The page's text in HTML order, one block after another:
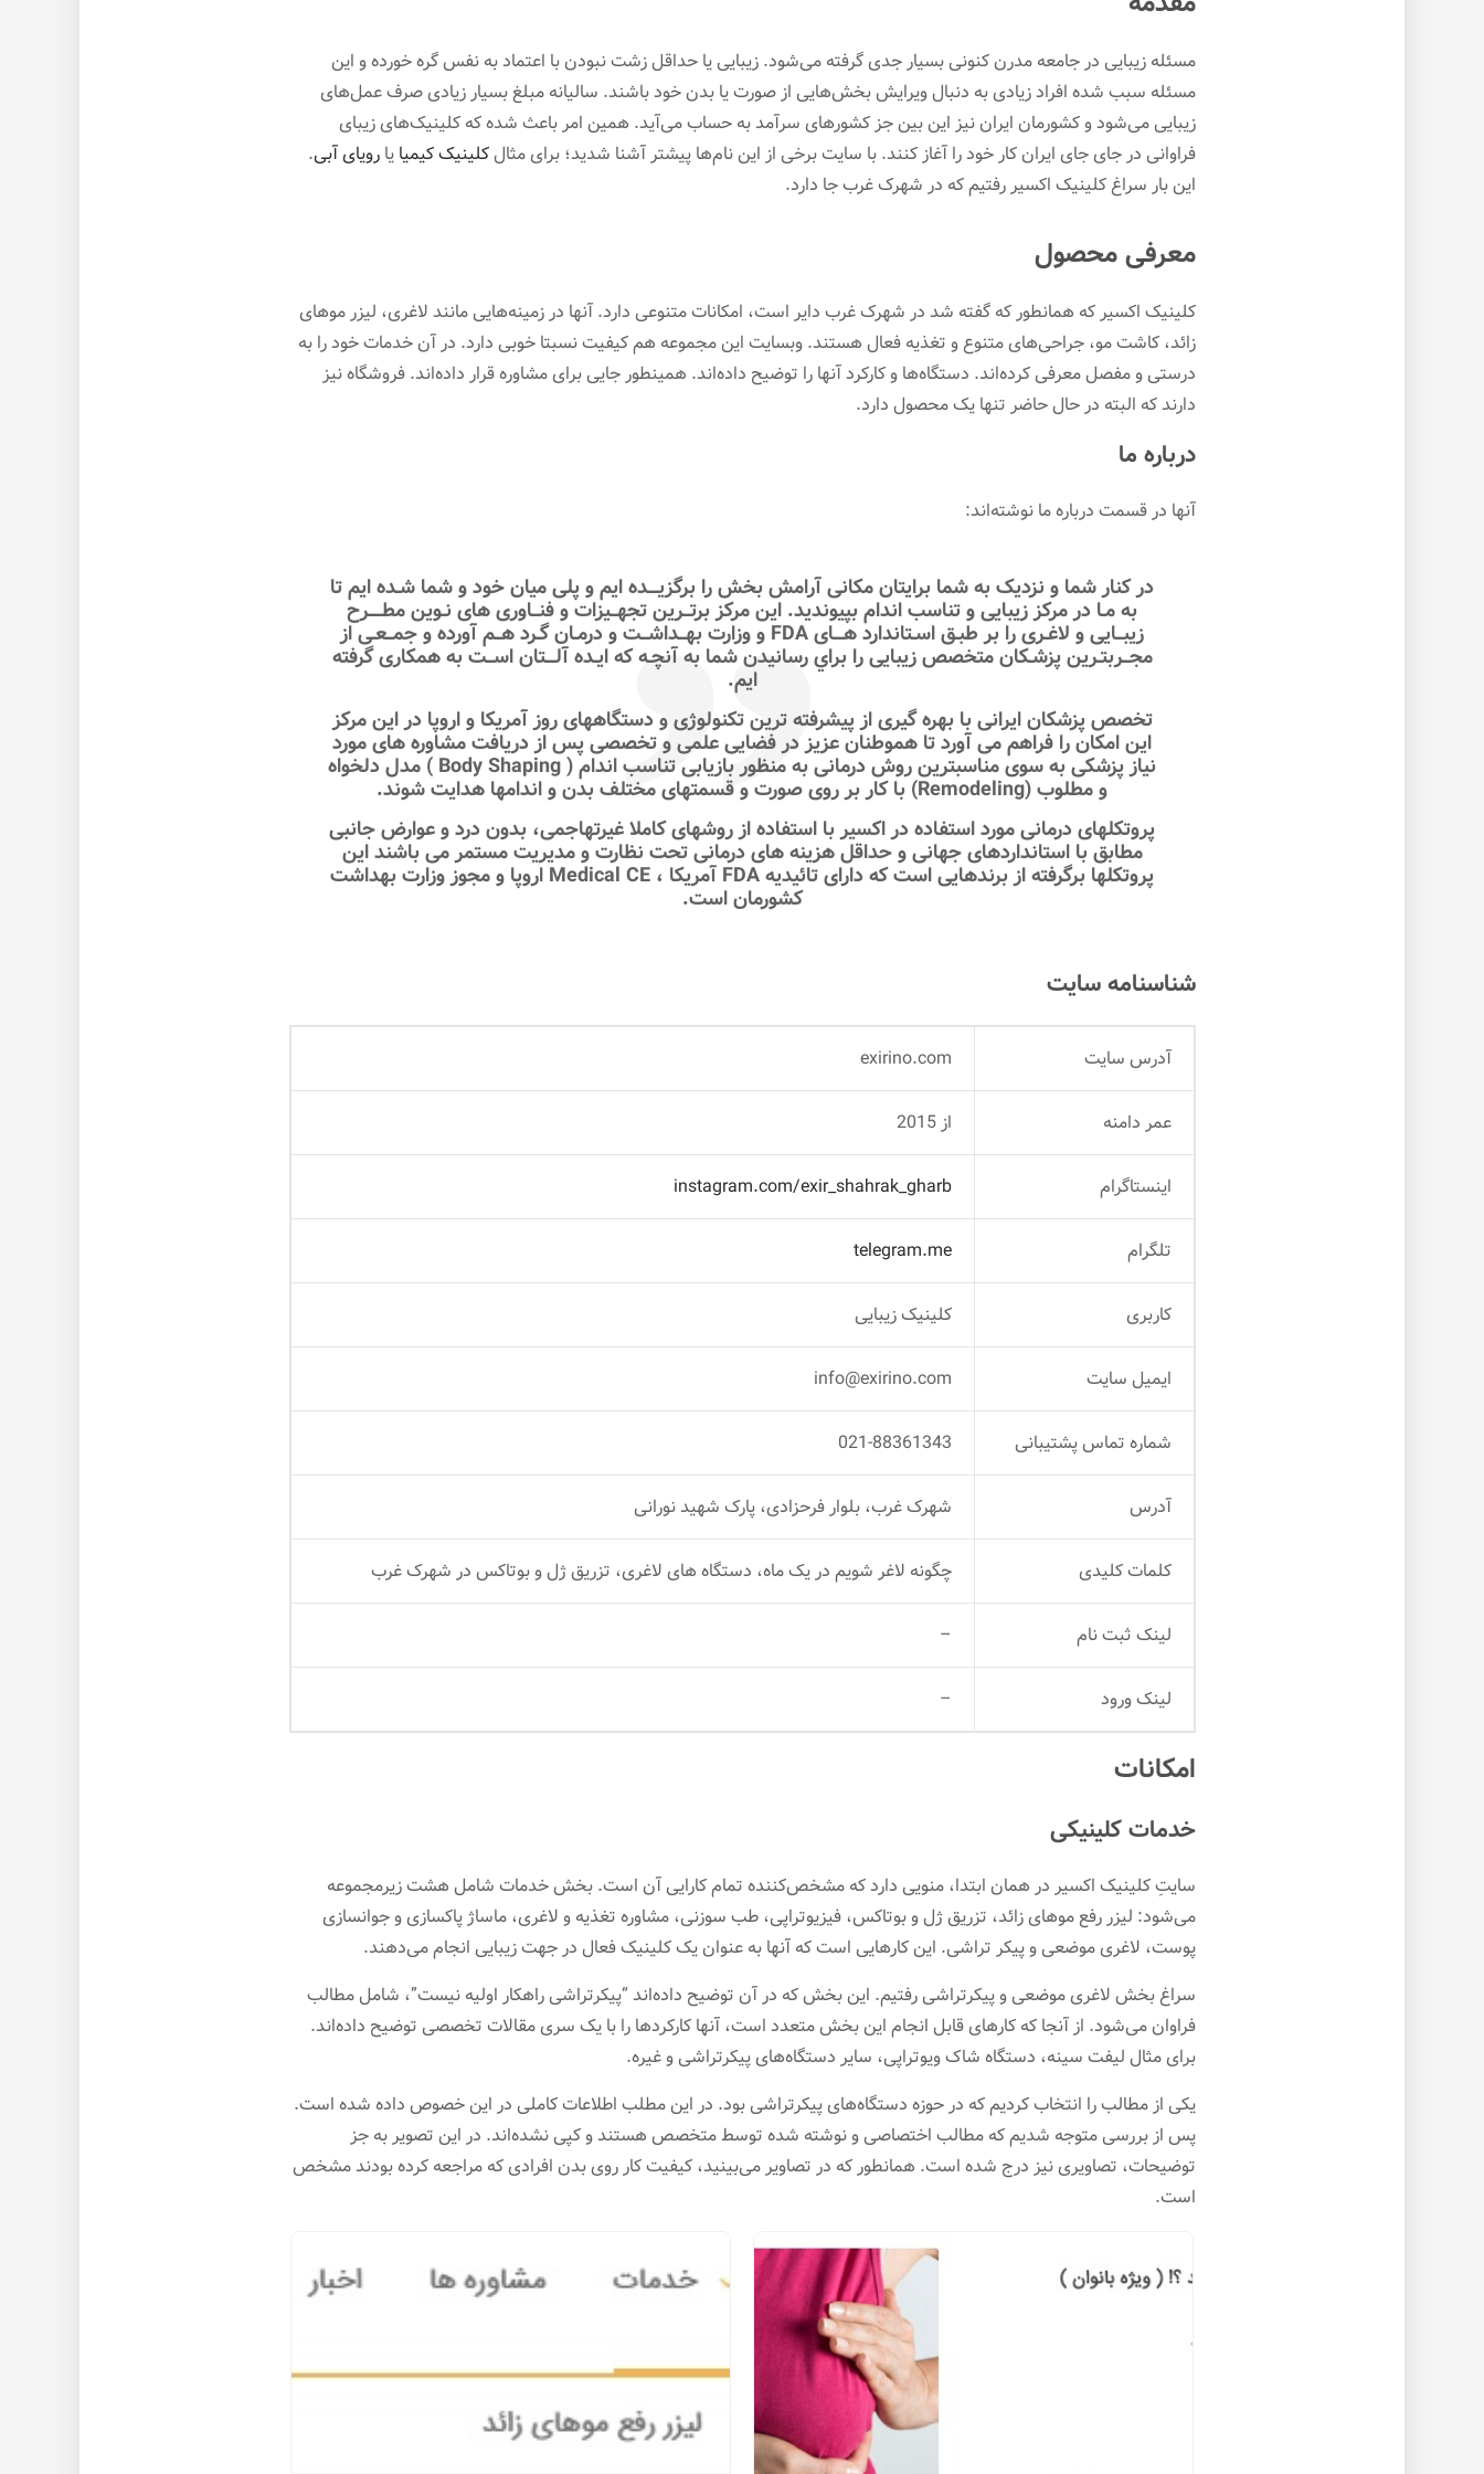
مسئله زیبایی در جامعه مدرن کنونی بسیار جدی گرفته می‌شود. زیبایی یا حداقل زشت نبودن با اعتماد به نفس گره خورده و این
مسئله سبب شده افراد زیادی به دنبال ویرایش بخش‌هایی از صورت یا بدن خود باشند. سالیانه مبلغ بسیار زیادی صرف عمل‌های
زیبایی می‌شود و کشورمان ایران نیز این بین جز کشورهای سرآمد به حساب می‌آید. همین امر باعث شده که کلینیک‌های زیبای
فراوانی در جای جای ایران کار خود را آغاز کنند. با سایت برخی از این نام‌ها پیشتر آشنا شدید؛ برای مثالکلینیک کیمیا یارویای آبی.
این بار سراغ کلینیک اکسیر رفتیم که در شهرک غرب جا دارد.
معرفی محصول
کلینیک اکسیر که همانطور که گفته شد در شهرک غرب دایر است، امکانات متنوعی دارد. آنها در زمینه‌هایی مانند لاغری، لیزر موهای
زائد، کاشت مو، جراحی‌های متنوع و تغذیه فعال هستند. وبسایت این مجموعه هم کیفیت نسبتا خوبی دارد. در آن خدمات خود را به
درستی و مفصل معرفی کرده‌اند. دستگاه‌ها و کارکرد آنها را توضیح داده‌اند. همینطور جایی برای مشاوره قرار داده‌اند. فروشگاه نیز
دارند که البته در حال حاضر تنها یک محصول دارد.
درباره ما
آنها در قسمت درباره ما نوشته‌اند:
در کنار شما و نزديک به شما برايتان مکانی آرامش بخش را برگزيـــده ايم و پلی ميان خود و شما شـده ايم تا
به مـا در مرکز زيبايی و تناسب اندام بپيونديد. اين مرکز برتــرين تجهــيزات و فنــاوری های نـوين مطــــرح
زيبــايی و لاغـری را بر طبـق اسـتاندارد هـــای FDA و وزارت بهــداشــت و درمـان گـرد هــم آورده و جمــعـی از
مجــربتـرين پزشـکان متخصص زيبايی را براي رسانيدن شما به آنچـه که ايـده آلـــتان اســت به همکاری گرفته
ايم.
تخصص پزشکان ايرانی با بهره گيری از پيشرفته ترين تکنولوژی و دستگاههای روز آمريکا و اروپا در اين مرکز
اين امکان را فراهم می آورد تا هموطنان عزيز در فضايی علمی و تخصصی پس از دريافت مشاوره های مورد
نياز پزشکی به سوی مناسبترين روش درمانی به منظور بازيابی تناسب اندام ( Body Shaping ) مدل دلخواه
و مطلوب (Remodeling) با کار بر روی صورت و قسمتهای مختلف بدن و اندامها هدايت شوند.
پروتکلهای درمانی مورد استفاده در اکسير با استفاده از روشهای کاملا غيرتهاجمی، بدون درد و عوارض جانبی
مطابق با استانداردهای جهانی و حداقل هزينه های درمانی تحت نظارت و مديريت مستمر می باشند اين
پروتکلها برگرفته از برندهايی است که دارای تائيديه FDA آمريکا ، Medical CE اروپا و مجوز وزارت بهداشت
کشورمان است.
شناسنامه سایت
آدرس سایت exirino.com
عمر دامنه از 2015
اینستاگرام instagram.com/exir_shahrak_gharb
تلگرام telegram.me
کاربری کلینیک زیبایی
ایمیل سایت info@exirino.com
شماره تماس پشتیبانی 021-88361343
آدرس شهرک غرب، بلوار فرحزادی، پارک شهید نورانی
کلمات کلیدی چگونه لاغر شویم در یک ماه، دستگاه های لاغری، تزریق ژل و بوتاکس در شهرک غرب
لینک ثبت نام –
لینک ورود –
امکانات
خدمات کلینیکی
سایتِ کلینیک اکسیر در همان ابتدا، منویی دارد که مشخص‌کننده تمام کارایی‌ آن است. بخش خدمات شامل هشت زیرمجموعه
می‌شود: لیزر رفع موهای زائد، تزریق ژل و بوتاکس، فیزیوتراپی، طب سوزنی، مشاوره تغذیه و لاغری، ماساژ پاکسازی و جوانسازی
پوست، لاغری موضعی و پیکر تراشی. این کارهایی است که آنها به عنوان یک کلینیک فعال در جهت زیبایی انجام می‌دهند.
سراغ بخش لاغری موضعی و پیکرتراشی رفتیم. این بخش که در آن توضیح داده‌اند “پیکرتراشی راهکار اولیه نیست”، شامل مطالب
فراوان می‌شود. از آنجا که کارهای قابل انجام این بخش متعدد است، آنها کارکردها را با یک سری مقالات تخصصی توضیح داده‌اند.
برای مثال لیفت سینه، دستگاه شاک ویوتراپی، سایر دستگاه‌های پیکرتراشی و غیره.
یکی از مطالب را انتخاب کردیم که در حوزه دستگاه‌های پیکرتراشی بود. در این مطلب اطلاعات کاملی در این خصوص داده شده است.
پس از بررسی متوجه شدیم که مطالب اختصاصی و نوشته شده توسط متخصص هستند و کپی نشده‌اند. در این تصویر به جز
توضیحات، تصاویری نیز درج شده است. همانطور که در تصاویر می‌بینید، کیفیت کار روی بدن افرادی که مراجعه کرده بودند مشخص
است.